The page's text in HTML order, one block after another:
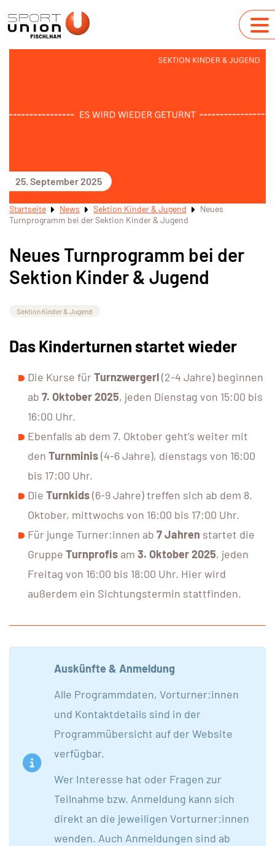
25. September 2025
Startseite News Sektion Kinder & Jugend
Neues
Turnprogramm bei der Sektion Kinder & Jugend
Neues Turnprogramm bei der
Sektion Kinder & Jugend
Sektion Kinder & Jugend
Das Kinderturnen startet wieder
Die Kurse für Turnzwergerl(2-4 Jahre) beginnen
ab 7. Oktober 2025, jeden Dienstag von 15:00 bis
16:00 Uhr.
Ebenfalls ab dem 7. Oktober geht’s weiter mit
den Turnminis(4-6 Jahre), dienstags von 16:00
bis 17:00 Uhr.
Die Turnkids(6-9 Jahre) treffen sich ab dem 8.
Oktober, mittwochs von 16:00 bis 17:00 Uhr.
Für junge Turner:innen ab 7 Jahren startet die
Gruppe Turnprofis am 3. Oktober 2025, jeden
Freitag von 16:00 bis 18:00 Uhr. Hier wird
außerdem ein Sichtungstermin stattfinden.
Auskünfte & Anmeldung
Alle Programmdaten, Vorturner:innen
und Kontaktdetails sind in der
Programmübersicht auf der Website
verfügbar.
Wer Interesse hat oder Fragen zur
Teilnahme bzw. Anmeldung kann sich
direkt an die jeweiligen Vorturner:innen
wenden. Auch Anmeldungen sind ab